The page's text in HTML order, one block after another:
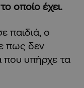
οποίο έχει.
παιδιά, ο
πως δεν
που υπήρχε τα